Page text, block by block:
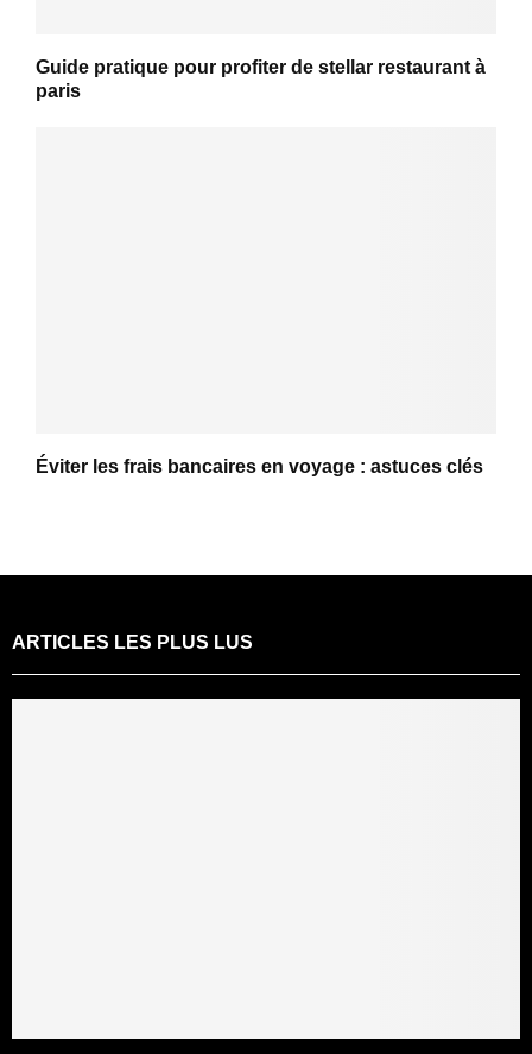
Guide pratique pour profiter de stellar restaurant à
paris
Éviter les frais bancaires en voyage : astuces clés
ARTICLES LES PLUS LUS